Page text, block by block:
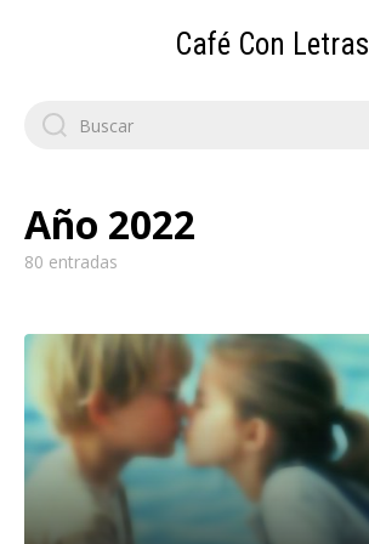
Café Con Letras
Search
for:
Año 2022
80 entradas